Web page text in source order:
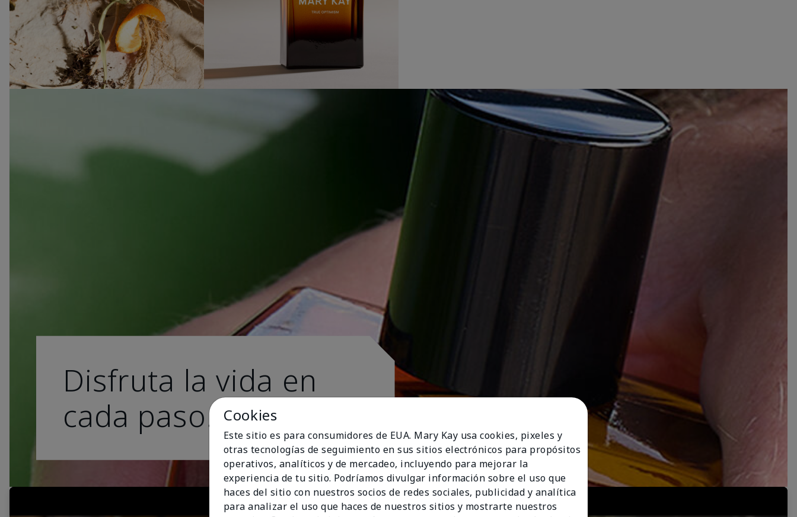
Disfruta la vida en
cada paso. Cookies
Este sitio es para consumidores de EUA. Mary Kay usa cookies, pixeles y
otras tecnologías de seguimiento en sus sitios electrónicos para propósitos
operativos, analíticos y de mercadeo, incluyendo para mejorar la
experiencia de tu sitio. Podríamos divulgar información sobre el uso que
haces del sitio con nuestros socios de redes sociales, publicidad y analítica
para analizar el uso que haces de nuestros sitios y mostrarte nuestros